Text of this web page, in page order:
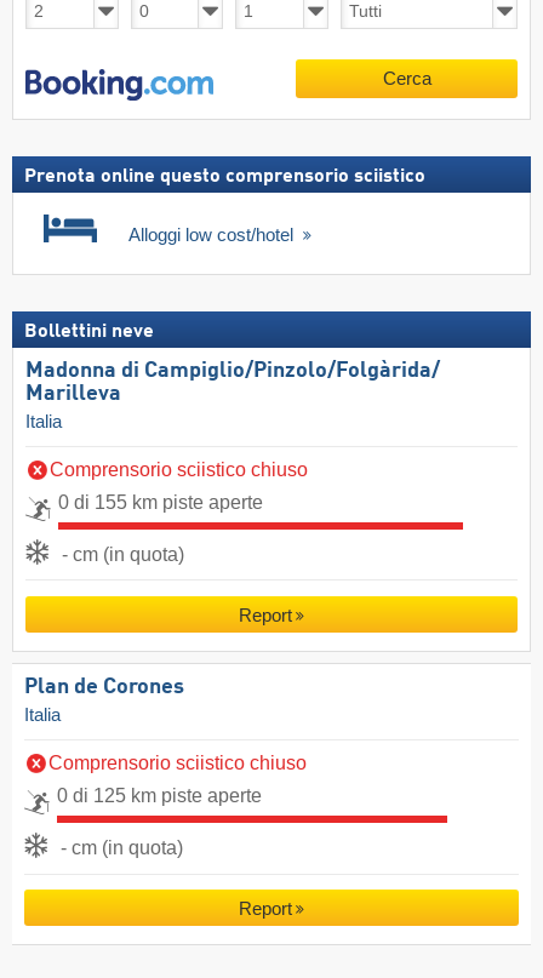
Cerca
Prenota online questo comprensorio sciistico
Alloggi low cost/hotel
Bollettini neve
Madonna di Campiglio/​Pinzolo/​Folgàrida/​
Marilleva
Italia
Comprensorio sciistico chiuso
0 di 155 km piste aperte
- cm (in quota)
Report
Plan de Corones
Italia
Comprensorio sciistico chiuso
0 di 125 km piste aperte
- cm (in quota)
Report